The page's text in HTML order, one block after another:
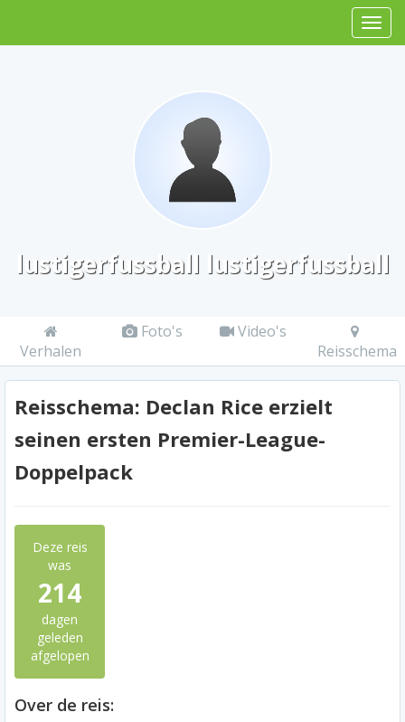
lustigerfussball lustigerfussball
Verhalen
Foto's
Video's
Reisschema
Reisschema: Declan Rice erzielt
seinen ersten Premier-League-
Doppelpack
Deze reis
was
214
dagen
geleden
afgelopen
Over de reis: